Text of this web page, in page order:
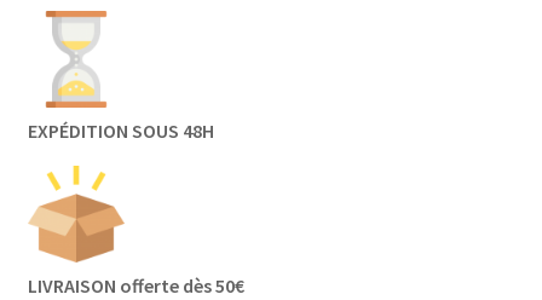
EXPÉDITION SOUS 48H
LIVRAISON offerte dès 50€